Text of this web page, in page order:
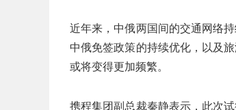
近年来，中俄两国间的交通网络
中俄免签政策的持续优化，以及
或将变得更加频繁。
携程集团副总裁秦静表示，此次